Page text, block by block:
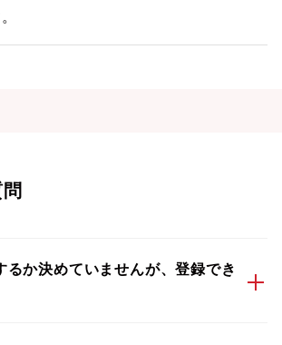
るか決めていませんが、登録でき